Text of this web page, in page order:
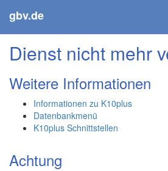
gbv.de
Dienst nicht mehr
Weitere Informationen
Informationen zu K10plus
Datenbankmenü
K10plus Schnittstellen
Achtung